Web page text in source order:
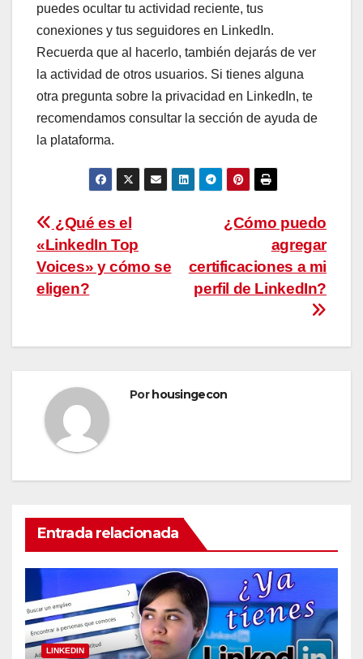
puedes ocultar tu actividad reciente, tus
conexiones y tus seguidores en LinkedIn.
Recuerda que al hacerlo, también dejarás de ver
la actividad de otros usuarios. Si tienes alguna
otra pregunta sobre la privacidad en LinkedIn, te
recomendamos consultar la sección de ayuda de
la plataforma.
Navegación
de
entradas
¿Cómo puedo
agregar
certificaciones a mi
perfil de LinkedIn?
¿Qué es el
«LinkedIn Top
Voices» y cómo se
eligen?
Porhousingecon
Entrada relacionada
LINKEDIN